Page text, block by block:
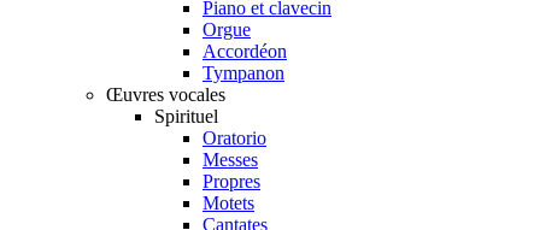
Piano et clavecin
Orgue
Accordéon
Tympanon
Œuvres vocales
Spirituel
Oratorio
Messes
Propres
Motets
Cantates